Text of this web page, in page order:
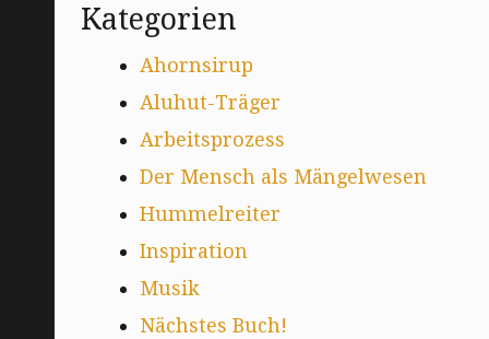
Kategorien
Ahornsirup
Aluhut-Träger
Arbeitsprozess
Der Mensch als Mängelwesen
Hummelreiter
Inspiration
Musik
Nächstes Buch!